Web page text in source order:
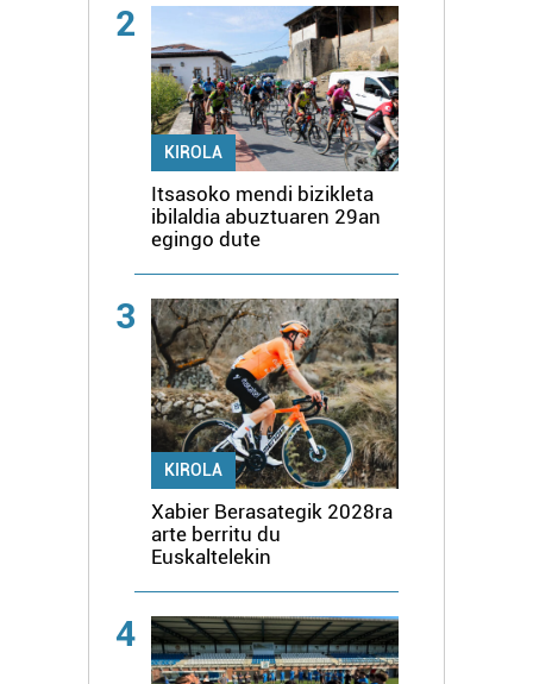
2
KIROLA
Itsasoko mendi bizikleta
ibilaldia abuztuaren 29an
egingo dute
3
KIROLA
Xabier Berasategik 2028ra
arte berritu du
Euskaltelekin
4